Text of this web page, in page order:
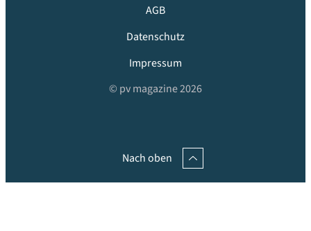
AGB
Datenschutz
Impressum
© pv magazine 2026
Nach oben